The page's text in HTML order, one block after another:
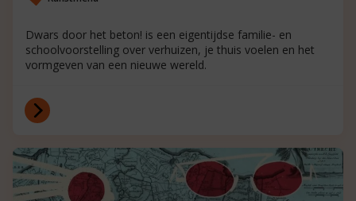
Dwars door het beton! is een eigentijdse familie- en
schoolvoorstelling over verhuizen, je thuis voelen en het
vormgeven van een nieuwe wereld.